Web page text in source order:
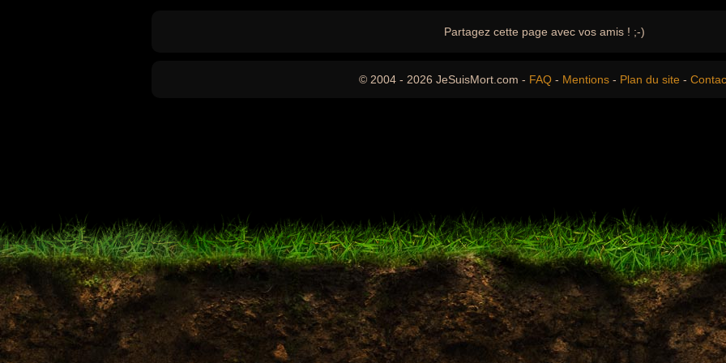
Partagez cette page avec vos amis ! ;-)
© 2004 - 2026 JeSuisMort.com - FAQ - Mentions - Plan du site -